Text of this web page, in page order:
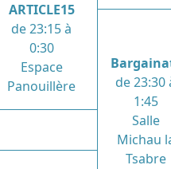
ARTICLE15
de 23:15 à
0:30
Espace
Panouillère
de 23:30
1:45
Salle
Michau
Tsabre